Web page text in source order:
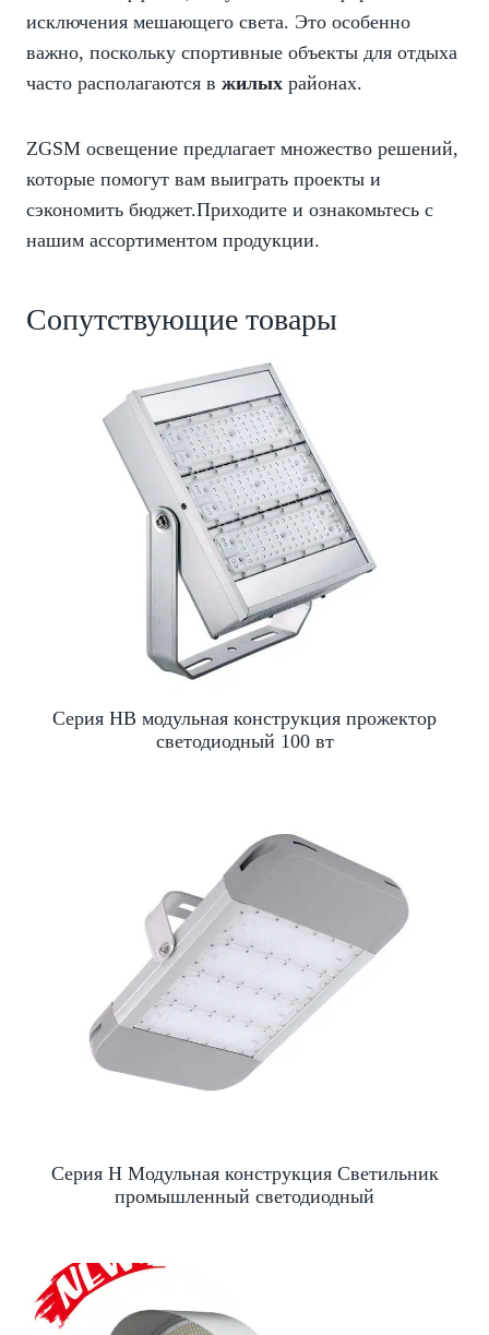
исключения мешающего света. Это особенно
важно, поскольку спортивные объекты для отдыха
часто располагаются в жилых районах.
ZGSM освещение предлагает множество решений,
которые помогут вам выиграть проекты и
сэкономить бюджет.Приходите и ознакомьтесь с
нашим ассортиментом продукции.
Сопутствующие товары
Серия HB модульная конструкция прожектор
светодиодный 100 вт
Серия H Модульная конструкция Светильник
промышленный светодиодный